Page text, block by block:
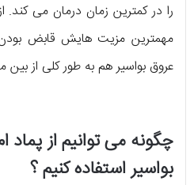
را در کمترین زمان درمان می کند.
مهمترین مزیت هایش قابض
عروق بواسیر هم به طور کلی از بین
چگونه می توانیم از
بواسیر استفاده کنیم ؟